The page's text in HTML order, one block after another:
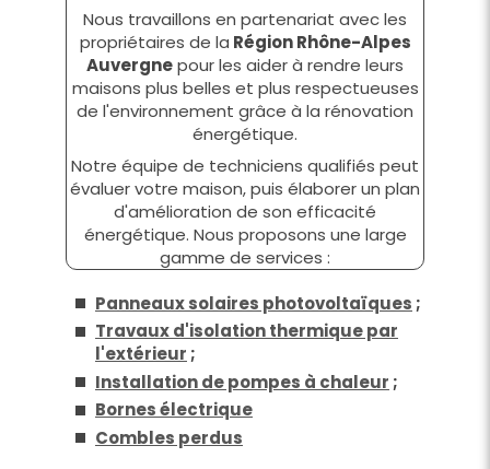
Nous travaillons en partenariat avec les
propriétaires de la Région Rhône-Alpes
Auvergnepour les aider à rendre leurs
maisons plus belles et plus respectueuses
de l'environnement grâce à la rénovation
énergétique.
Notre équipe de techniciens qualifiés peut
évaluer votre maison, puis élaborer un plan
d'amélioration de son efficacité
énergétique. Nous proposons une large
gamme de services :
Panneaux solaires photovoltaïques ;
Travaux d'isolation thermique par
l'extérieur ;
Installation de pompes à chaleur ;
Bornes électrique
Combles perdus